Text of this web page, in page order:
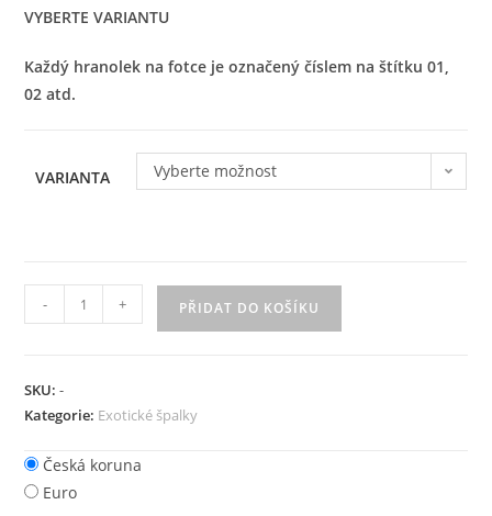
VYBERTE VARIANTU
Každý hranolek na fotce je označený číslem na štítku 01,
02 atd.
VARIANTA Vyberte možnost
- + PŘIDAT DO KOŠÍKU
SKU:-
Kategorie: Exotické špalky
Česká koruna
Euro